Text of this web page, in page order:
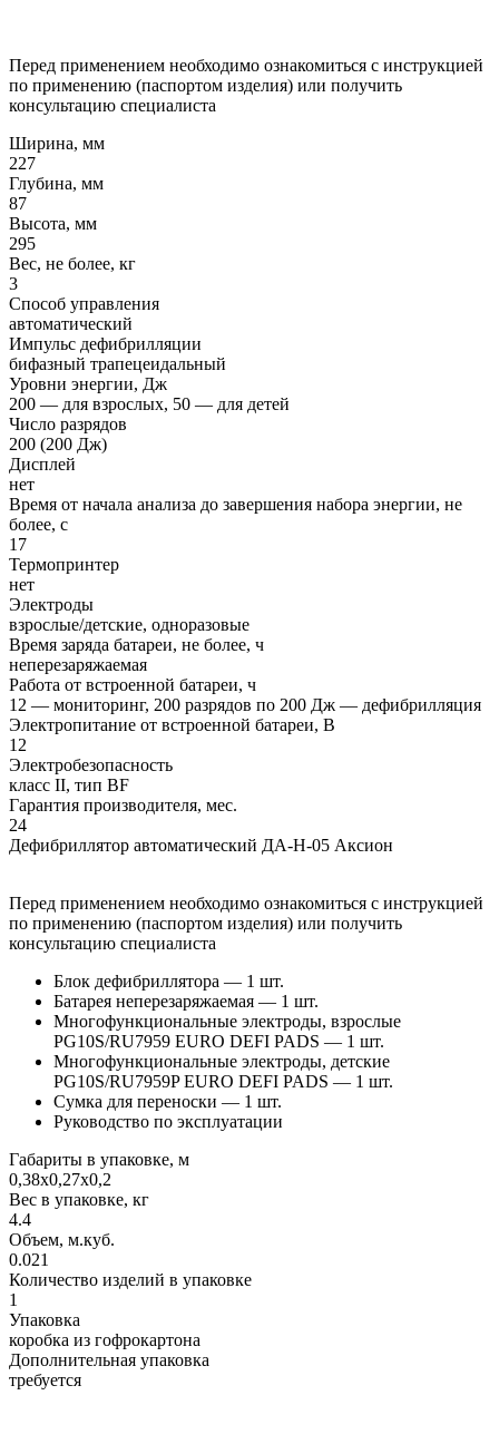
Перед применением необходимо ознакомиться с инструкцией
по применению (паспортом изделия) или получить
консультацию специалиста
Ширина, мм
227
Глубина, мм
87
Высота, мм
295
Вес, не более, кг
3
Способ управления
автоматический
Импульс дефибрилляции
бифазный трапецеидальный
Уровни энергии, Дж
200 — для взрослых, 50 — для детей
Число разрядов
200 (200 Дж)
Дисплей
нет
Время от начала анализа до завершения набора энергии, не
более, с
17
Термопринтер
нет
Электроды
взрослые/детские, одноразовые
Время заряда батареи, не более, ч
неперезаряжаемая
Работа от встроенной батареи, ч
12 — мониторинг, 200 разрядов по 200 Дж — дефибрилляция
Электропитание от встроенной батареи, В
12
Электробезопасность
класс II, тип BF
Гарантия производителя, мес.
24
Дефибриллятор автоматический ДА-Н-05 Аксион
Перед применением необходимо ознакомиться с инструкцией
по применению (паспортом изделия) или получить
консультацию специалиста
Блок дефибриллятора — 1 шт.
Батарея неперезаряжаемая — 1 шт.
Многофункциональные электроды, взрослые
PG10S/RU7959 EURO DEFI PADS — 1 шт.
Многофункциональные электроды, детские
PG10S/RU7959P EURO DEFI PADS — 1 шт.
Сумка для переноски — 1 шт.
Руководство по эксплуатации
Габариты в упаковке, м
0,38х0,27х0,2
Вес в упаковке, кг
4.4
Объем, м.куб.
0.021
Количество изделий в упаковке
1
Упаковка
коробка из гофрокартона
Дополнительная упаковка
требуется